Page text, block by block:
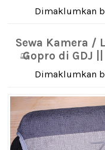
Dimaklumkan
Sewa Kamera /
Gopro di GDJ
Dimaklumkan